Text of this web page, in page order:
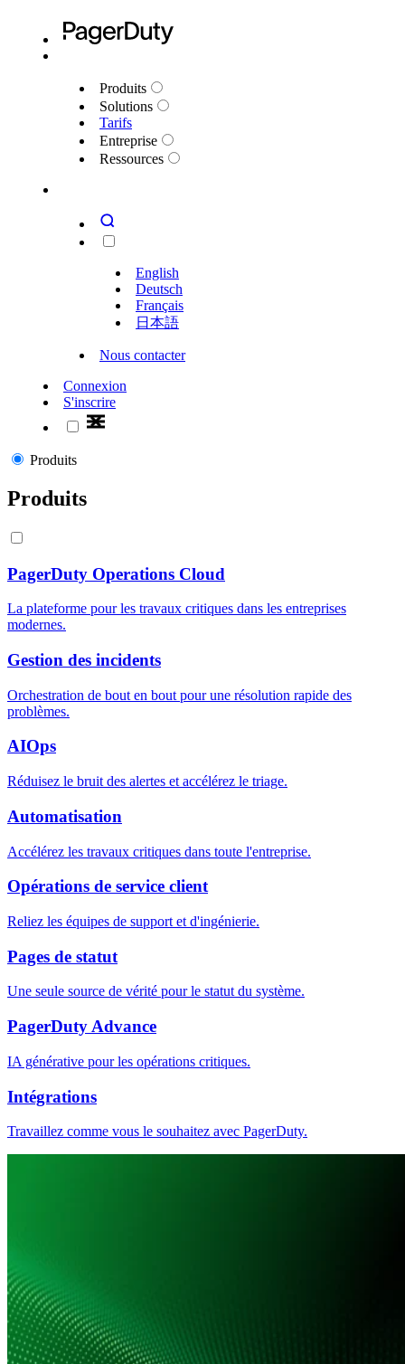
Produits
Solutions
Tarifs
Entreprise
Ressources
English
Deutsch
Français
日本語
Nous contacter
Connexion
S'inscrire
Produits
Produits
PagerDuty Operations Cloud
La plateforme pour les travaux critiques dans les entreprises
modernes.
Gestion des incidents
Orchestration de bout en bout pour une résolution rapide des
problèmes.
AIOps
Réduisez le bruit des alertes et accélérez le triage.
Automatisation
Accélérez les travaux critiques dans toute l'entreprise.
Opérations de service client
Reliez les équipes de support et d'ingénierie.
Pages de statut
Une seule source de vérité pour le statut du système.
PagerDuty Advance
IA générative pour les opérations critiques.
Intégrations
Travaillez comme vous le souhaitez avec PagerDuty.